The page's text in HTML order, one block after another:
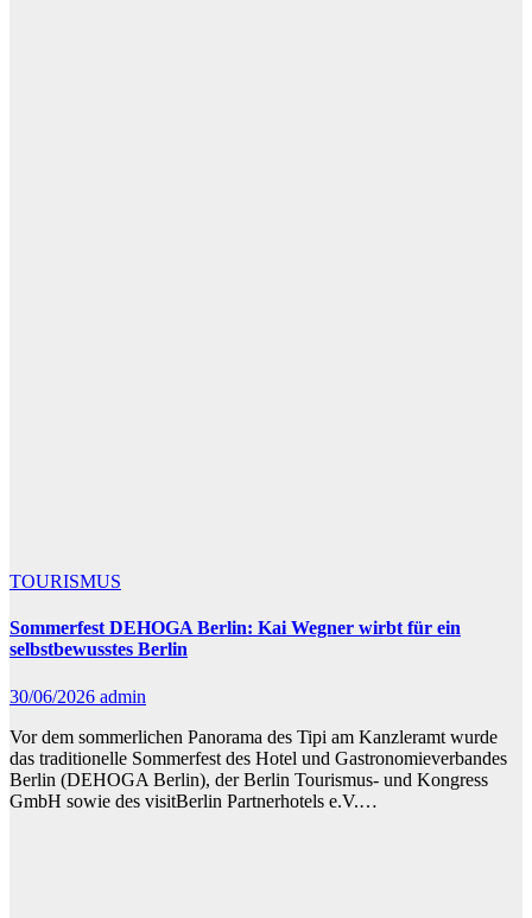
TOURISMUS
Sommerfest DEHOGA Berlin: Kai Wegner wirbt für ein
selbstbewusstes Berlin
30/06/2026 admin
Vor dem sommerlichen Panorama des Tipi am Kanzleramt wurde
das traditionelle Sommerfest des Hotel und Gastronomieverbandes
Berlin (DEHOGA Berlin), der Berlin Tourismus- und Kongress
GmbH sowie des visitBerlin Partnerhotels e.V.…